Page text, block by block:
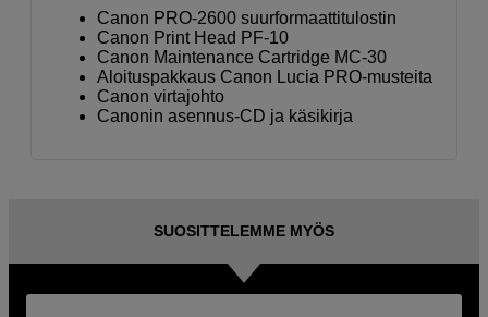
Canon PRO-2600 suurformaattitulostin
Canon Print Head PF-10
Canon Maintenance Cartridge MC-30
Aloituspakkaus Canon Lucia PRO-musteita
Canon virtajohto
Canonin asennus-CD ja käsikirja
SUOSITTELEMME MYÖS